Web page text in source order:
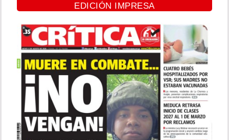
EDICIÓN IMPRESA